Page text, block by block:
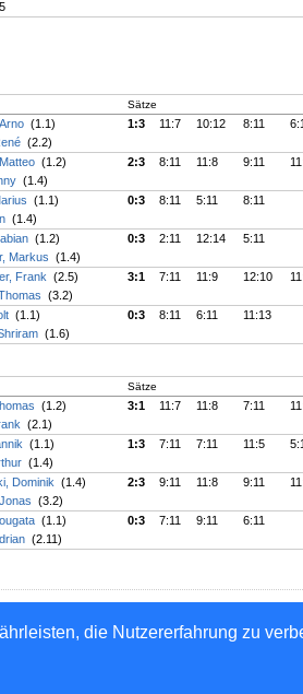
die Nutzererfahrung zu
Sätze
(1.1)
(2.2)
1:3 11:7 10:12 8:11
(1.2)
(1.4)
2:3 8:11 11:8 9:11
(1.1)
(1.4)
0:3 8:11 5:11 8:11
(1.2)
Markus (1.4)
0:3 2:11 12:14 5:11
Frank (2.5)
(3.2)
3:1 7:11 11:9 12:10
(1.1)
(1.6)
0:3 8:11 6:11 11:13
Sätze
(1.2)
(2.1)
3:1 11:7 11:8 7:11
(1.1)
(1.4)
1:3 7:11 7:11 11:5
Dominik (1.4)
(3.2)
2:3 9:11 11:8 9:11
(1.1)
(2.11)
0:3 7:11 9:11 6:11
Netzwerklösungen